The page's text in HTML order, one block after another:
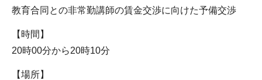
教育合同との非常勤講師の賃金交渉に向けた予備交渉
【時間】
20時00分から20時10分
【場所】